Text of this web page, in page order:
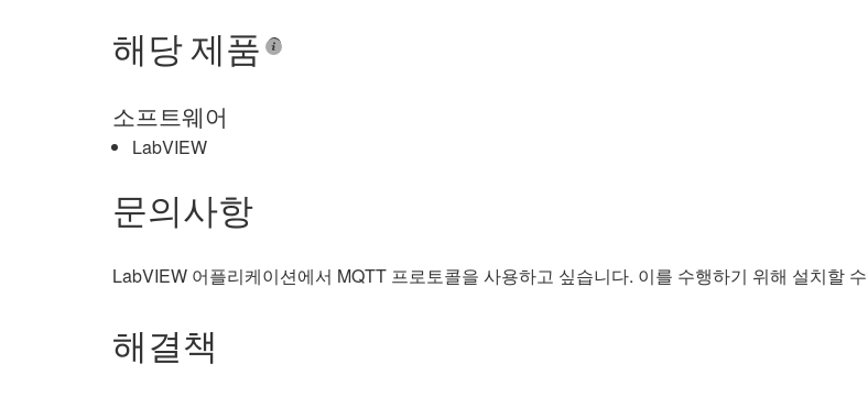
해당 제품
소프트웨어
LabVIEW
문의사항
LabVIEW 어플리케이션에서 MQTT 프로토콜을 사용하고 싶습니다. 이를 수행하기 위해 설치할
해결책